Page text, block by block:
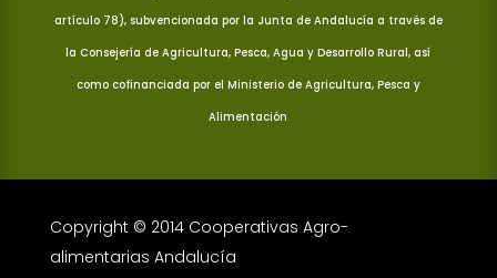
artículo 78), subvencionada por la Junta de Andalucía a través de
la Consejería de Agricultura, Pesca, Agua y Desarrollo Rural, así
como cofinanciada por el Ministerio de Agricultura, Pesca y
Alimentación
Copyright © 2014 Cooperativas Agro-
alimentarias Andalucía